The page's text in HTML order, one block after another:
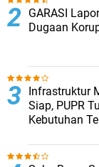
GARASI
Dugaan
Infrastruktur
Siap, PUPR
Kebutuhan